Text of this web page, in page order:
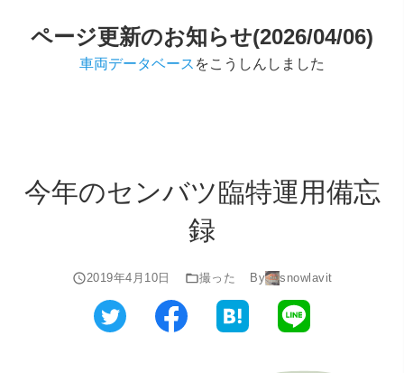
ページ更新のお知らせ(2026/04/06)
車両データベース をこうしんしました
今年のセンバツ臨特運用備忘
録
2019年4月10日 撮った By snowlavit